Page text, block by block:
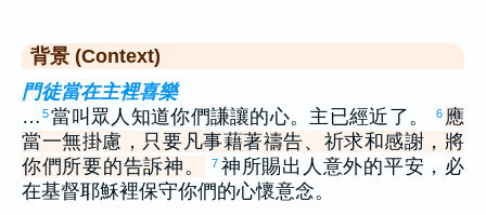
背景 (Context)
門徒當在主裡喜樂
… 5當叫眾人知道你們謙讓的心。主已經近了。 6 應
當一無掛慮，只要凡事藉著禱告、祈求和感謝，將
你們所要的告訴神。
7 神所賜出人意外的平安，必
在基督耶穌裡保守你們的心懷意念。